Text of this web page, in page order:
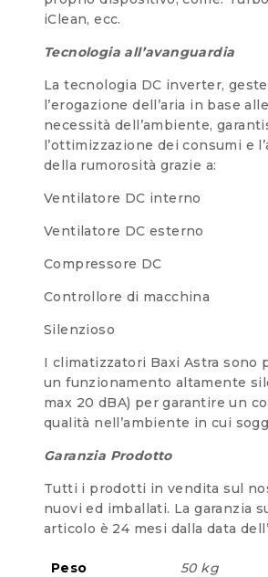
iClean, ecc.
Tecnologia all’avanguardia
La tecnologia DC inverter,
l’erogazione dell’aria in base
necessità dell’ambiente,
l’ottimizzazione dei consumi e
della rumorosità grazie a:
Ventilatore DC interno
Ventilatore DC esterno
Compressore DC
Controllore di macchina
Silenzioso
I climatizzatori Baxi Astra sono
un funzionamento altamente
max 20 dBA) per garantire un
qualità nell’ambiente in cui
Garanzia Prodotto
Tutti i prodotti in vendita sul
nuovi ed imballati. La garanzia
articolo è 24 mesi dalla data
Peso 50 kg